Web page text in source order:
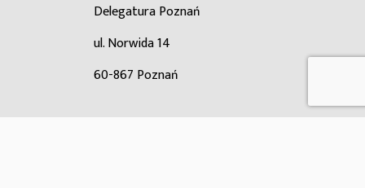
Delegatura Poznań
ul. Norwida 14
60-867 Poznań